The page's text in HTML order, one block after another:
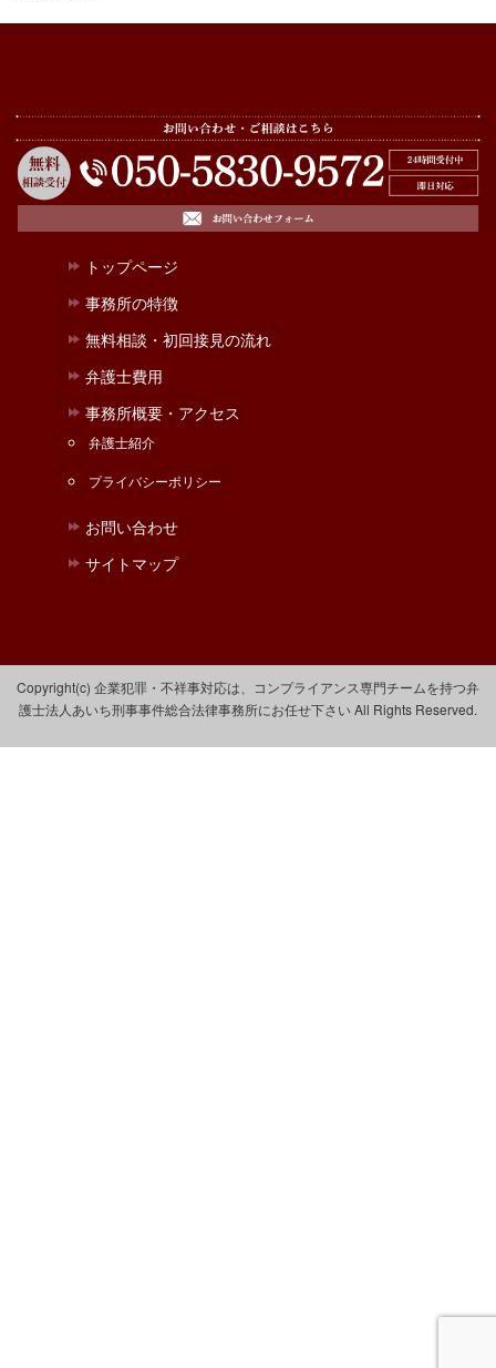
トップページ
事務所の特徴
無料相談・初回接見の流れ
弁護士費用
事務所概要・アクセス
弁護士紹介
プライバシーポリシー
お問い合わせ
サイトマップ
Copyright(c) 企業犯罪・不祥事対応は、コンプライアンス専門チームを持つ弁
護士法人あいち刑事事件総合法律事務所にお任せ下さい All Rights Reserved.